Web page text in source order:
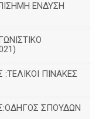
ΕΝΔΥΣΗ
ΠΙΝΑΚΕΣ
ΣΠΟΥΔΩΝ